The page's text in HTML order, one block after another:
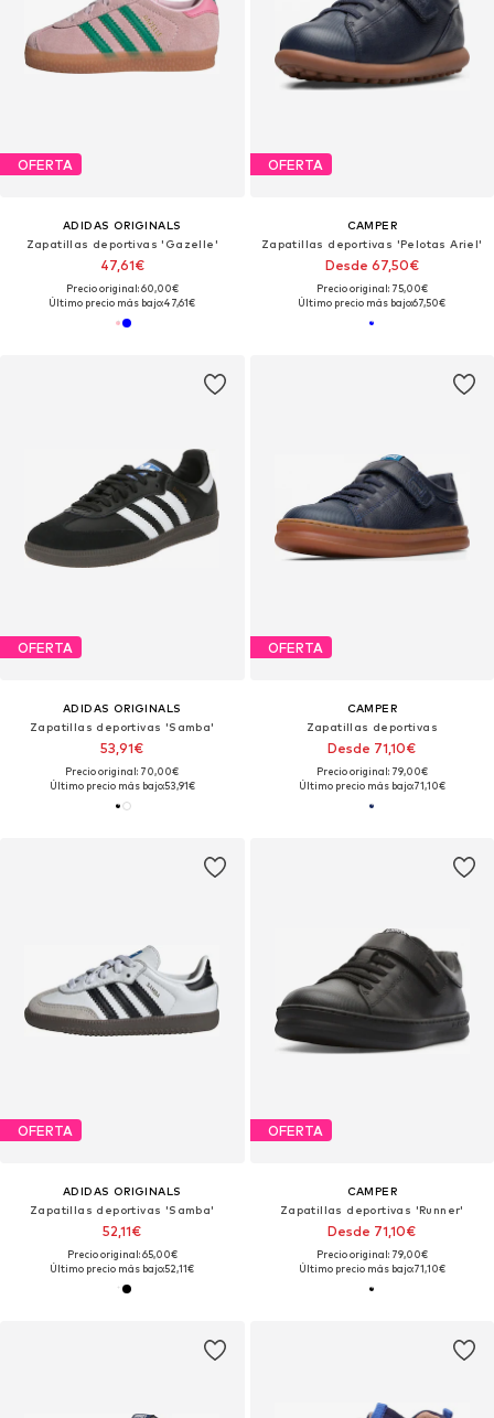
OFERTA
ADIDAS ORIGINALS
Zapatillas deportivas 'Gazelle'
47,61€
Precio original: 60,00€
Último precio más bajo:47,61€
OFERTA
CAMPER
Zapatillas deportivas 'Pelotas Ariel'
Desde 67,50€
Precio original: 75,00€
Último precio más bajo:67,50€
OFERTA
ADIDAS ORIGINALS
Zapatillas deportivas 'Samba'
53,91€
Precio original: 70,00€
Último precio más bajo:53,91€
OFERTA
CAMPER
Zapatillas deportivas
Desde 71,10€
Precio original: 79,00€
Último precio más bajo:71,10€
OFERTA
ADIDAS ORIGINALS
Zapatillas deportivas 'Samba'
52,11€
Precio original: 65,00€
Último precio más bajo:52,11€
OFERTA
CAMPER
Zapatillas deportivas 'Runner'
Desde 71,10€
Precio original: 79,00€
Último precio más bajo:71,10€